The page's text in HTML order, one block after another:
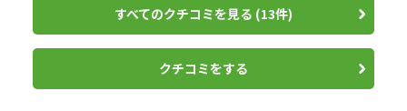
来！？のドライバー購入。
Myコースは狭く、飛距離のアドバンテージがあるのに１W
を持たないホールも結構あったのですが、
すべてのクチコミを見る (13件)
クチコミをする